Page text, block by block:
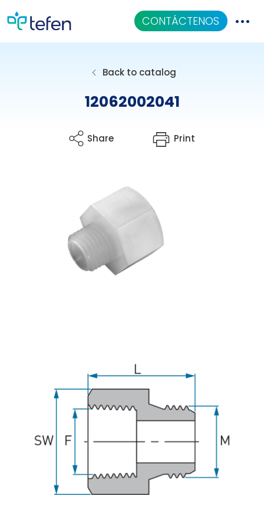
CONTÁCTENOS
Back to catalog
12062002041
Share Print